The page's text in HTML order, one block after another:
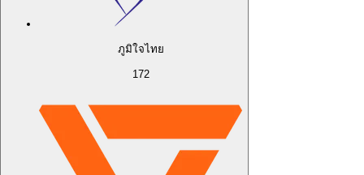
ภูมิใจไทย
172